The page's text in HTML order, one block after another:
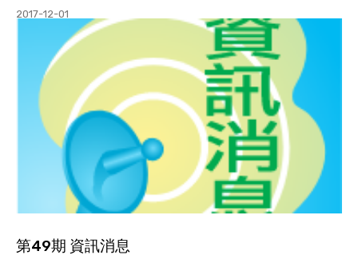
2017-12-01
第49期 資訊消息